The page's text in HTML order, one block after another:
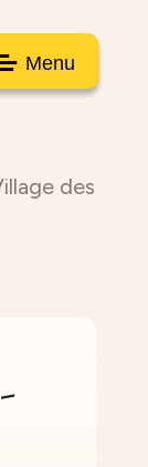
Menu
des